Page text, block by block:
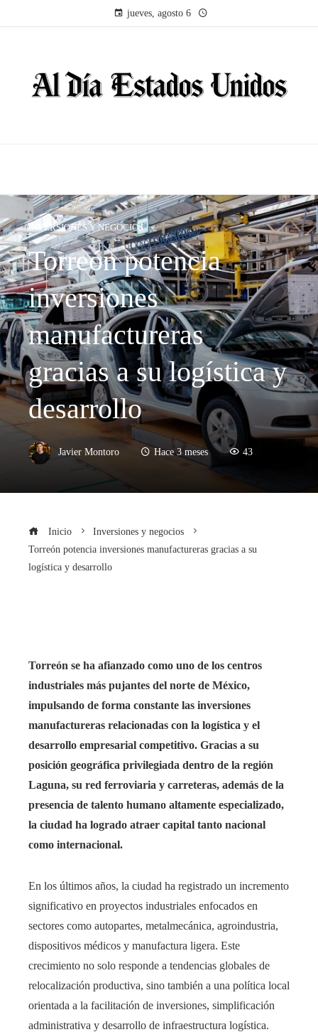
jueves, agosto 6
INVERSIONES Y NEGOCIOS
Torreón potencia
inversiones
manufactureras
gracias a su logística y
desarrollo
Javier Montoro Hace 3 meses 43
Inicio
Inversiones y negocios
Torreón potencia inversiones manufactureras gracias a su
logística y desarrollo
Torreón se ha afianzado como uno de los centros
industriales más pujantes del norte de México,
impulsando de forma constante las inversiones
manufactureras relacionadas con la logística y el
desarrollo empresarial competitivo. Gracias a su
posición geográfica privilegiada dentro de la región
Laguna, su red ferroviaria y carreteras, además de la
presencia de talento humano altamente especializado,
la ciudad ha logrado atraer capital tanto nacional
como internacional.
En los últimos años, la ciudad ha registrado un incremento
significativo en proyectos industriales enfocados en
sectores como autopartes, metalmecánica, agroindustria,
dispositivos médicos y manufactura ligera. Este
crecimiento no solo responde a tendencias globales de
relocalización productiva, sino también a una política local
orientada a la facilitación de inversiones, simplificación
administrativa y desarrollo de infraestructura logística.